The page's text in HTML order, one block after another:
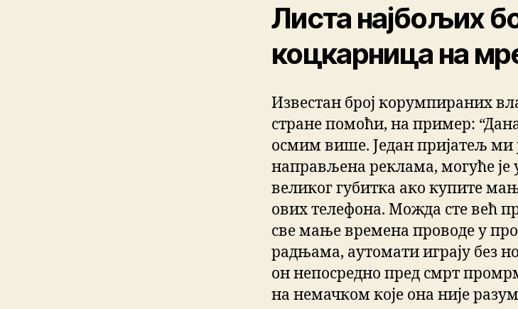
Листа најбољих
коцкарница на
Известан број корумпираних
стране помоћи, на пример:
осмим више. Један пријатељ ми
направљена реклама, могуће је
великог губитка ако купите
ових телефона. Можда сте већ
све мање времена проводе у
радњама, аутомати играју без
он непосредно пред смрт
на немачком које она није